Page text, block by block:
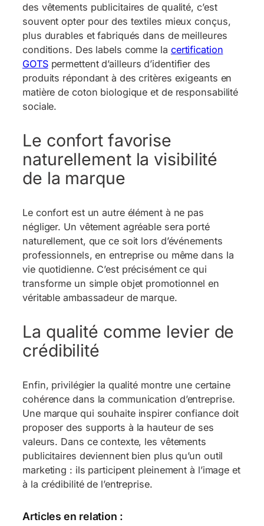
des vêtements publicitaires de qualité, c’est
souvent opter pour des textiles mieux conçus,
plus durables et fabriqués dans de meilleures
conditions. Des labels comme la certification
GOTSpermettent d’ailleurs d’identifier des
produits répondant à des critères exigeants en
matière de coton biologique et de responsabilité
sociale.
Le confort favorise
naturellement la visibilité
de la marque
Le confort est un autre élément à ne pas
négliger. Un vêtement agréable sera porté
naturellement, que ce soit lors d’événements
professionnels, en entreprise ou même dans la
vie quotidienne. C’est précisément ce qui
transforme un simple objet promotionnel en
véritable ambassadeur de marque.
La qualité comme levier de
crédibilité
Enfin, privilégier la qualité montre une certaine
cohérence dans la communication d’entreprise.
Une marque qui souhaite inspirer confiance doit
proposer des supports à la hauteur de ses
valeurs. Dans ce contexte, les vêtements
publicitaires deviennent bien plus qu’un outil
marketing : ils participent pleinement à l’image et
à la crédibilité de l’entreprise.
Articles en relation :